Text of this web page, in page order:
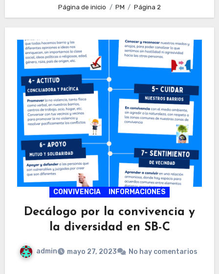
Página de inicio PM Página 2
CONVIVENCIA INFORMACIONES
Decálogo por la convivencia y
la diversidad en SB-C
admin mayo 27, 2023 No hay comentarios